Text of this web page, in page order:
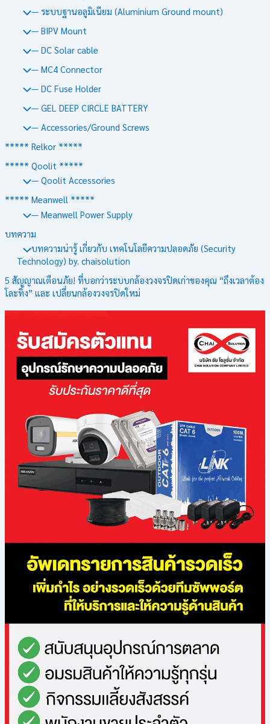
— ระบบฐานอลูมิเนียม (Aluminium Ground mount)
— BIPV Mount
— DC Solar cable
— MC4 Connector
— DC Fuse Holder
— GEL DEEP CIRCLE BATTERY
— Accessories/Ground Screws
***** Relkor *****
***** Qoolit *****
— Qoolit Accessories
***** Meanwell *****
— Meanwell Power Supply
บทความ
บทความน่ารู้ เกี่ยวกับ เทคโนโลยีความปลอดภัย (Security
Technology) by. chaisolution
5 สัญญาณเตือนภัย! ที่บอกว่าระบบกล้องวงจรปิดเก่าของคุณ “ถึงเวลาต้อง
โละทิ้ง” และ เปลี่ยนกล้องวงจรปิดใหม่